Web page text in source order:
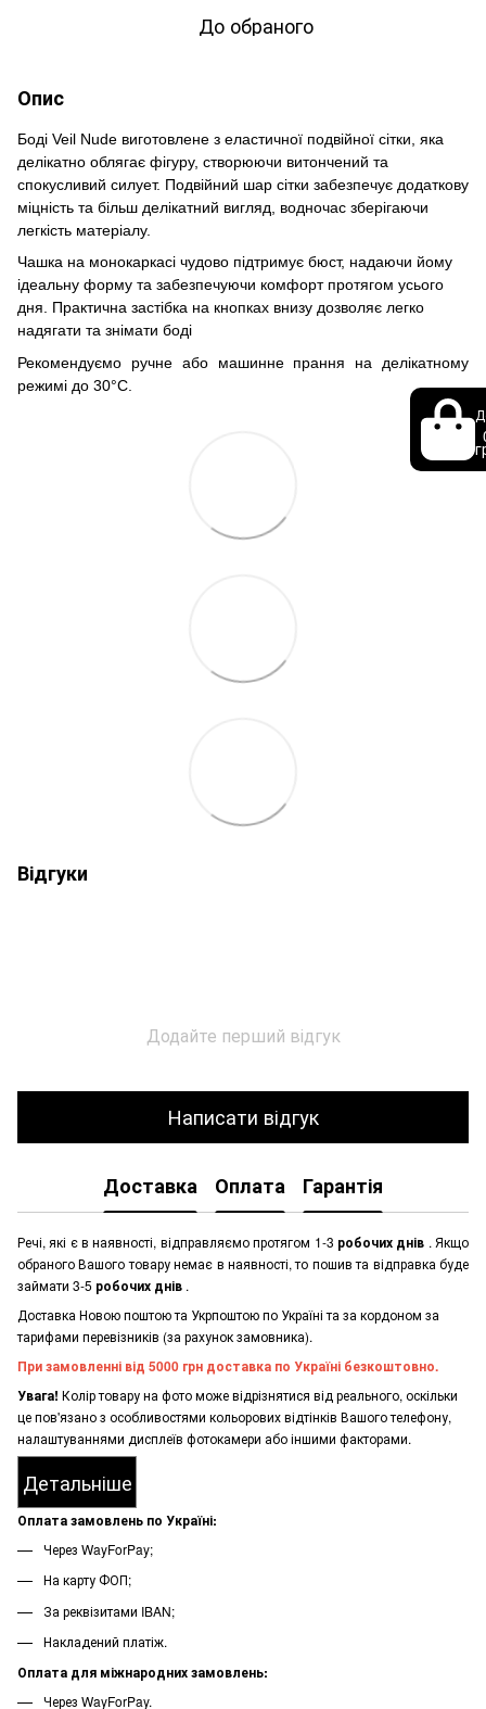
До обраного
Опис
Боді Veil Nude виготовлене з еластичної подвійної сітки, яка
делікатно облягає фігуру, створюючи витончений та
спокусливий силует. Подвійний шар сітки забезпечує додаткову
міцність та більш делікатний вигляд, водночас зберігаючи
легкість матеріалу.
Чашка на монокаркасі чудово підтримує бюст, надаючи йому
ідеальну форму та забезпечуючи комфорт протягом усього
дня. Практична застібка на кнопках внизу дозволяє легко
надягати та знімати боді
Рекомендуємо ручне або машинне прання на делікатному
режимі до 30°C.
Відгуки
Додайте перший відгук
Написати відгук
Доставка Оплата Гарантія
Речі, які є в наявності, відправляємо протягом 1-3 робочих днів . Якщо
обраного Вашого товару немає в наявності, то пошив та відправка буде
займати 3-5 робочих днів .
Доставка Новою поштою та Укрпоштою по Україні та за кордоном за
тарифами перевізників (за рахунок замовника).
При замовленні від 5000 грн доставка по Україні безкоштовно.
Увага! Колір товару на фото може відрізнятися від реального, оскільки
це пов'язано з особливостями кольорових відтінків Вашого телефону,
налаштуваннями дисплеїв фотокамери або іншими факторами.
Детальніше
Оплата замовлень по Україні:
Через WayForPay;
На карту ФОП;
За реквізитами IBAN;
Накладений платіж.
Оплата для міжнародних замовлень:
Через WayForPay.